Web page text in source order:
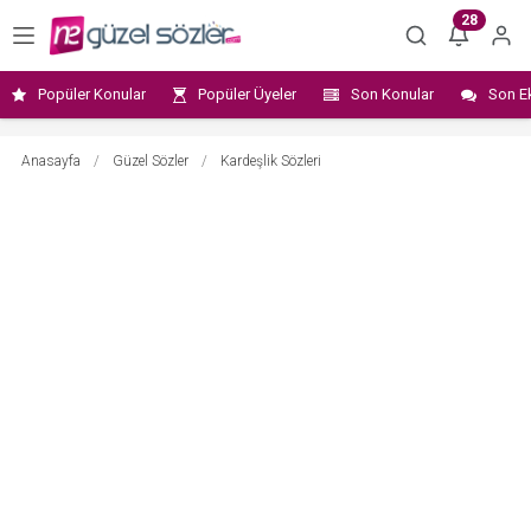
28
Popüler Konular Popüler Üyeler Son Konular Son
Anasayfa / Güzel Sözler / Kardeşlik Sözleri